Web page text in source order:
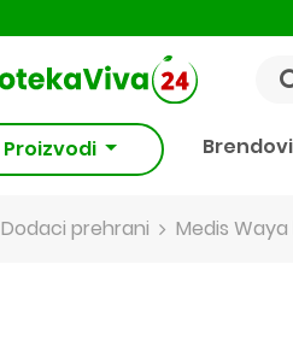
Proizvodi Brendovi
Dodaci prehrani Medis Waya